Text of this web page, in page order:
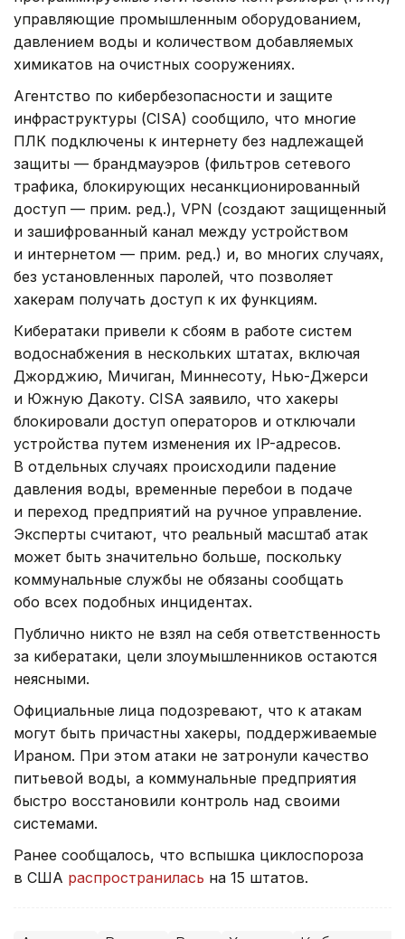
управляющие промышленным оборудованием,
давлением воды и количеством добавляемых
химикатов на очистных сооружениях.
Агентство по кибербезопасности и защите
инфраструктуры (CISA) сообщило, что многие
ПЛК подключены к интернету без надлежащей
защиты — брандмауэров (фильтров сетевого
трафика, блокирующих несанкционированный
доступ — прим. ред.), VPN (создают защищенный
и зашифрованный канал между устройством
и интернетом — прим. ред.) и, во многих случаях,
без установленных паролей, что позволяет
хакерам получать доступ к их функциям.
Кибератаки привели к сбоям в работе систем
водоснабжения в нескольких штатах, включая
Джорджию, Мичиган, Миннесоту, Нью-Джерси
и Южную Дакоту. CISA заявило, что хакеры
блокировали доступ операторов и отключали
устройства путем изменения их IP-адресов.
В отдельных случаях происходили падение
давления воды, временные перебои в подаче
и переход предприятий на ручное управление.
Эксперты считают, что реальный масштаб атак
может быть значительно больше, поскольку
коммунальные службы не обязаны сообщать
обо всех подобных инцидентах.
Публично никто не взял на себя ответственность
за кибератаки, цели злоумышленников остаются
неясными.
Официальные лица подозревают, что к атакам
могут быть причастны хакеры, поддерживаемые
Ираном. При этом атаки не затронули качество
питьевой воды, а коммунальные предприятия
быстро восстановили контроль над своими
системами.
Ранее сообщалось, что вспышка циклоспороза
в США распространилась на 15 штатов.